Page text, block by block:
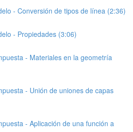
- Conversión de tipos de línea (2:36)
- Propiedades (3:06)
- Materiales en la geometría
- Unión de uniones de capas
- Aplicación de una función a